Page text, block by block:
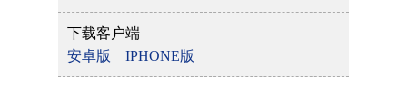
下载客户端
安卓版
IPHONE版